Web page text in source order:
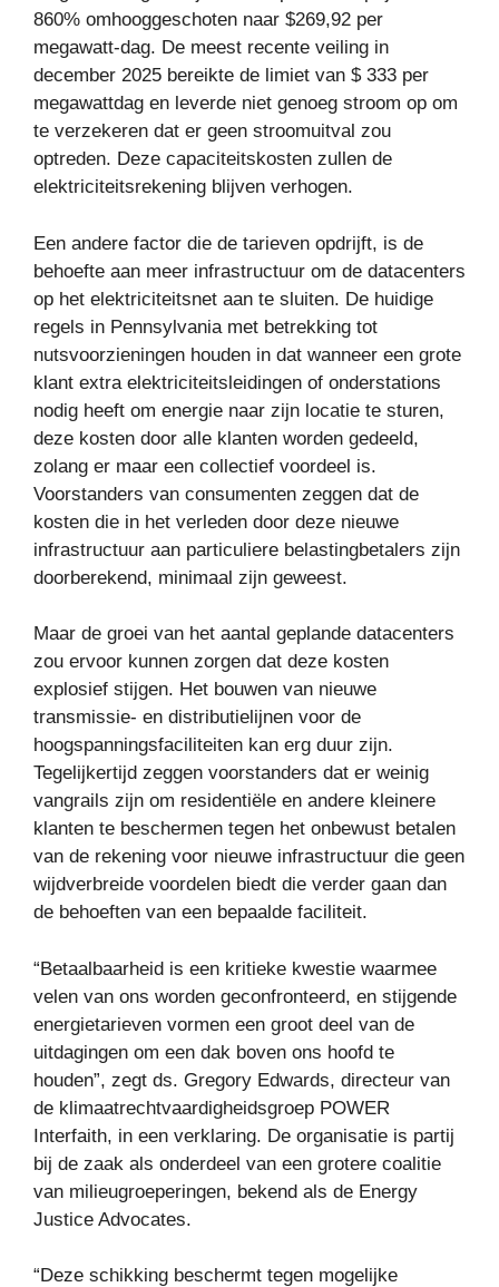
860% omhooggeschoten naar $269,92 per
megawatt-dag. De meest recente veiling in
december 2025 bereikte de limiet van $ 333 per
megawattdag en leverde niet genoeg stroom op om
te verzekeren dat er geen stroomuitval zou
optreden. Deze capaciteitskosten zullen de
elektriciteitsrekening blijven verhogen.
Een andere factor die de tarieven opdrijft, is de
behoefte aan meer infrastructuur om de datacenters
op het elektriciteitsnet aan te sluiten. De huidige
regels in Pennsylvania met betrekking tot
nutsvoorzieningen houden in dat wanneer een grote
klant extra elektriciteitsleidingen of onderstations
nodig heeft om energie naar zijn locatie te sturen,
deze kosten door alle klanten worden gedeeld,
zolang er maar een collectief voordeel is.
Voorstanders van consumenten zeggen dat de
kosten die in het verleden door deze nieuwe
infrastructuur aan particuliere belastingbetalers zijn
doorberekend, minimaal zijn geweest.
Maar de groei van het aantal geplande datacenters
zou ervoor kunnen zorgen dat deze kosten
explosief stijgen. Het bouwen van nieuwe
transmissie- en distributielijnen voor de
hoogspanningsfaciliteiten kan erg duur zijn.
Tegelijkertijd zeggen voorstanders dat er weinig
vangrails zijn om residentiële en andere kleinere
klanten te beschermen tegen het onbewust betalen
van de rekening voor nieuwe infrastructuur die geen
wijdverbreide voordelen biedt die verder gaan dan
de behoeften van een bepaalde faciliteit.
“Betaalbaarheid is een kritieke kwestie waarmee
velen van ons worden geconfronteerd, en stijgende
energietarieven vormen een groot deel van de
uitdagingen om een ​​dak boven ons hoofd te
houden”, zegt ds. Gregory Edwards, directeur van
de klimaatrechtvaardigheidsgroep POWER
Interfaith, in een verklaring. De organisatie is partij
bij de zaak als onderdeel van een grotere coalitie
van milieugroeperingen, bekend als de Energy
Justice Advocates.
“Deze schikking beschermt tegen mogelijke